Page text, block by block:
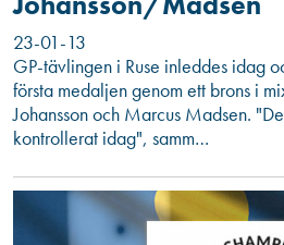
23-01-13
GP-tävlingen i Ruse inleddes idag
första medaljen genom ett brons i
Johansson och Marcus Madsen.
kontrollerat idag", samm…